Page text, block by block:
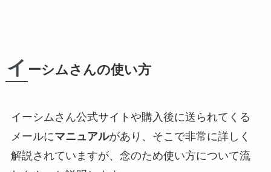
イ ーシムさんの使い方
イーシムさん公式サイトや購入後に送られてくる
メールにマニュアルがあり、そこで非常に詳しく
解説されていますが、念のため使い方について流